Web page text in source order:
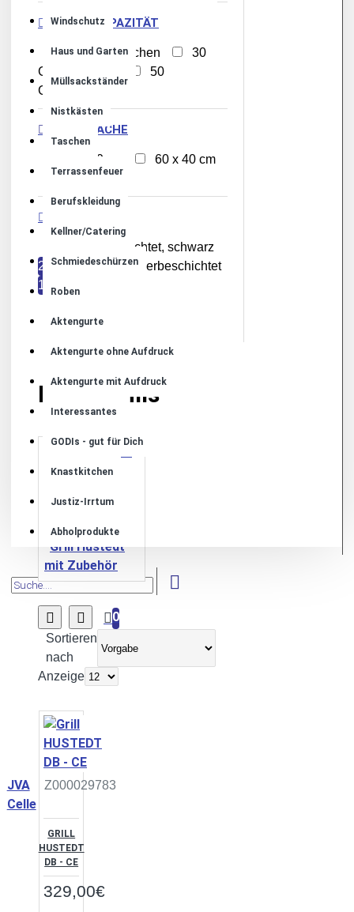
Windschutz
Haus und Garten
Müllsackständer
Nistkästen
Taschen
Terrassenfeuer
Berufskleidung
Kellner/Catering
Schmiedeschürzen
Roben
Aktengurte
Aktengurte ohne Aufdruck
Aktengurte mit Aufdruck
Interessantes
GODIs - gut für Dich
Knastkitchen
Justiz-Irrtum
Abholprodukte
WURST-KAPAZITÄT
28 Grillwürstchen
30
Grillwürstchen
50
Grillwürstchen
GRILLFLÄCHE
35 x 60 cm
60 x 40 cm
80 x 50 cm
pulverbeschichtet, schwarz
2
schwarz pulverbeschichtet
1
Metallgrills
Grill Hustedt
mit Zubehör
0
Sortieren
nach
Anzeige
JVA
Celle
Z000029783
GRILL
HUSTEDT
DB - CE
329,00€